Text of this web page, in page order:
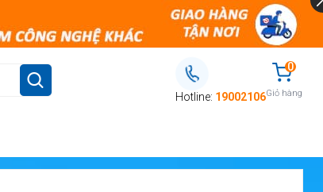
Hotline: 19002106
0
Giỏ hàng